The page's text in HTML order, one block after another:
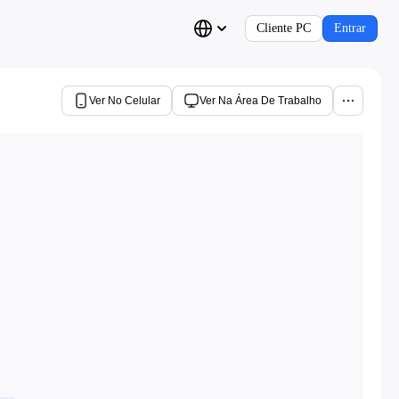
Cliente PC Entrar
Ver No Celular Ver Na Área De Trabalho